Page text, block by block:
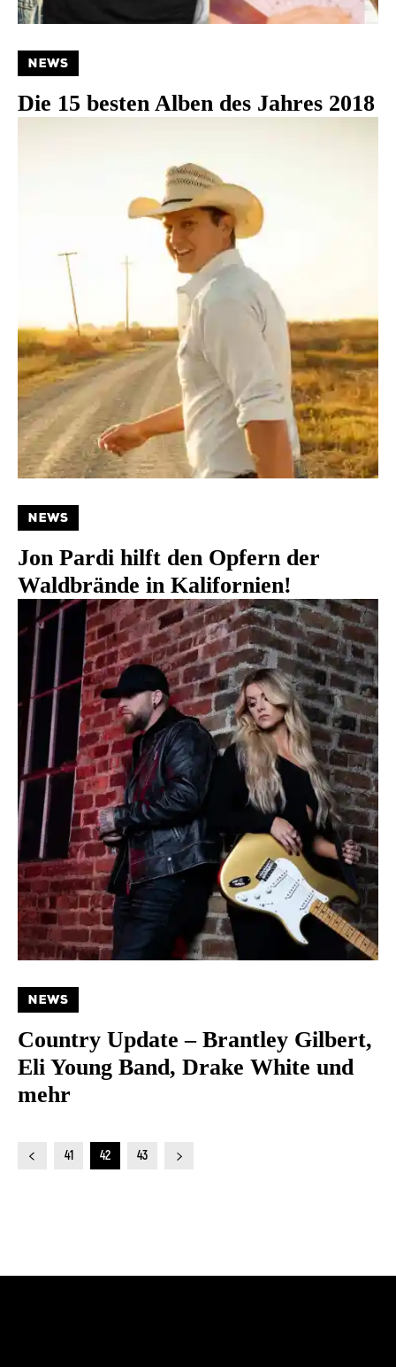
NEWS
Die 15 besten Alben des Jahres 2018
NEWS
Jon Pardi hilft den Opfern der
Waldbrände in Kalifornien!
NEWS
Country Update – Brantley Gilbert,
Eli Young Band, Drake White und
mehr
41 42 43